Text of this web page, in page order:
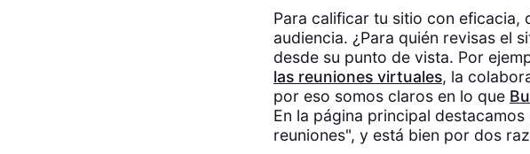
Para calificar tu sitio con eficacia,
audiencia. ¿Para quién revisas el
desde su punto de vista. Por
las reuniones virtuales, la
por eso somos claros en lo que
En la página principal
reuniones", y está bien por dos